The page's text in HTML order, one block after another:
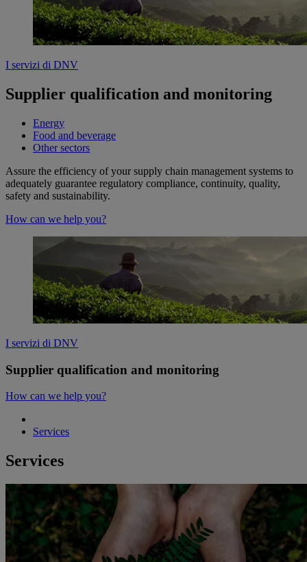
I servizi di DNV
Supplier qualification and monitoring
Energy
Food and beverage
Other sectors
Assure the efficiency of your supply chain management systems to
adequately guarantee regulatory compliance, continuity, quality,
safety and sustainability.
How can we help you?
I servizi di DNV
Supplier qualification and monitoring
How can we help you?
Services
Services